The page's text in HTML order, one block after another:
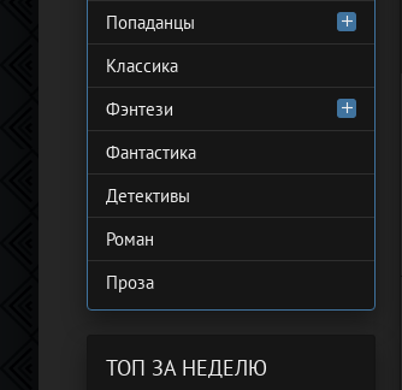
Попаданцы
Классика
Фэнтези
Фантастика
Детективы
Роман
Проза
ТОП ЗА НЕДЕЛЮ